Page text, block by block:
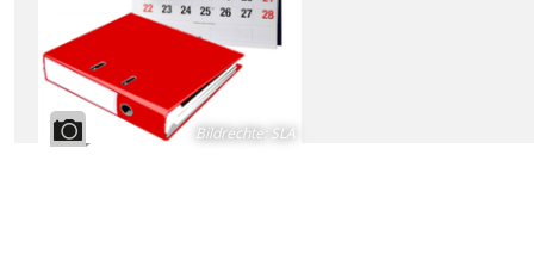
Bildrechte: SLA